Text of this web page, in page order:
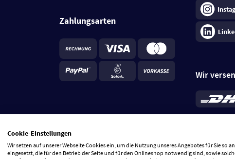
Zahlungsarten
Wir
*Standard
je
Cookie-Einstellungen
Wir setzen auf unserer Webseite Cookies ein, um die Nutzung unseres Angebotes für Sie so
eingesetzt, die für den Betrieb der Seite und für den Onlineshop notwendig sind, sowie